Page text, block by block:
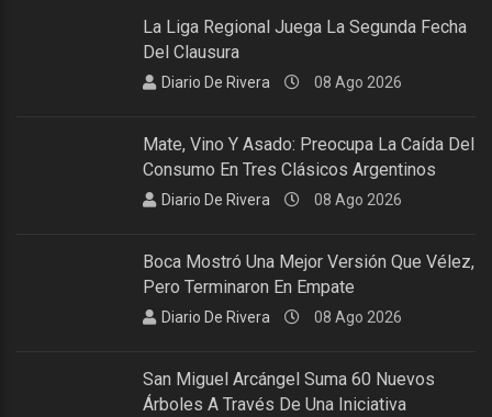
La Liga Regional Juega La Segunda Fecha
Del Clausura
Diario De Rivera 08 Ago 2026
Mate, Vino Y Asado: Preocupa La Caída Del
Consumo En Tres Clásicos Argentinos
Diario De Rivera 08 Ago 2026
Boca Mostró Una Mejor Versión Que Vélez,
Pero Terminaron En Empate
Diario De Rivera 08 Ago 2026
San Miguel Arcángel Suma 60 Nuevos
Árboles A Través De Una Iniciativa